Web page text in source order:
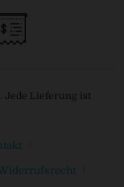
Jede Lieferung ist